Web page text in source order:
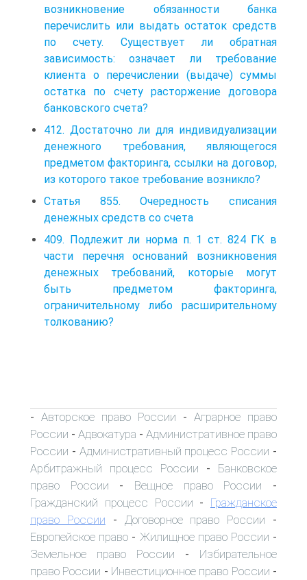
возникновение обязанности банка
перечислить или выдать остаток средств
по счету. Существует ли обратная
зависимость: означает ли требование
клиента о перечислении (выдаче) суммы
остатка по счету расторжение договора
банковского счета?
412. Достаточно ли для индивидуализации
денежного требования, являющегося
предметом факторинга, ссылки на договор,
из которого такое требование возникло?
Статья 855. Очередность списания
денежных средств со счета
409. Подлежит ли норма п. 1 ст. 824 ГК в
части перечня оснований возникновения
денежных требований, которые могут
быть предметом факторинга,
ограничительному либо расширительному
толкованию?
- Авторское право России - Аграрное право
России - Адвокатура - Административное право
России - Административный процесс России -
Арбитражный процесс России - Банковское
право России - Вещное право России -
Гражданский процесс России - Гражданское
право России - Договорное право России -
Европейское право - Жилищное право России -
Земельное право России - Избирательное
право России - Инвестиционное право России -